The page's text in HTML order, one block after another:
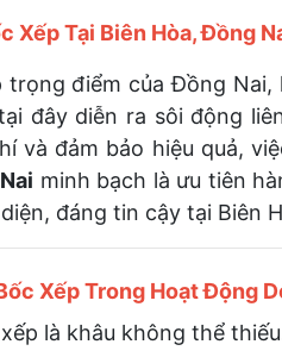
Xếp Tại Biên Hòa, Đồng
điểm của Đồng
đây diễn ra sôi động
và đảm bảo hiệu quả,
minh bạch là ưu tiên
đáng tin cậy tại Biên
Xếp Trong Hoạt Động
là khâu không thể